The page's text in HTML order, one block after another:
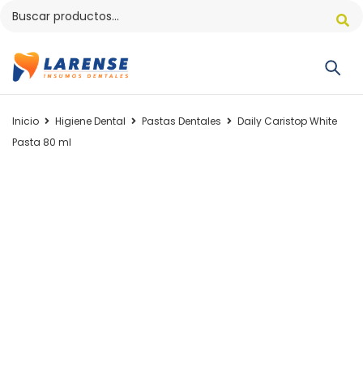
Inicio Higiene Dental Pastas Dentales
Daily Caristop White
Pasta 80 ml